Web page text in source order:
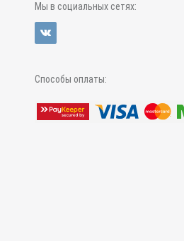
Мы в социальных сетях:
Способы оплаты: